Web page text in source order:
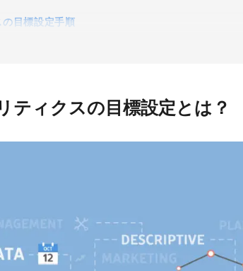
イトリニューアル
目標設定手順
要な項目を入力して「保存」をクリック
場合はURLを正しく設定する
設定をしておく
ティクスの目標設定とは？